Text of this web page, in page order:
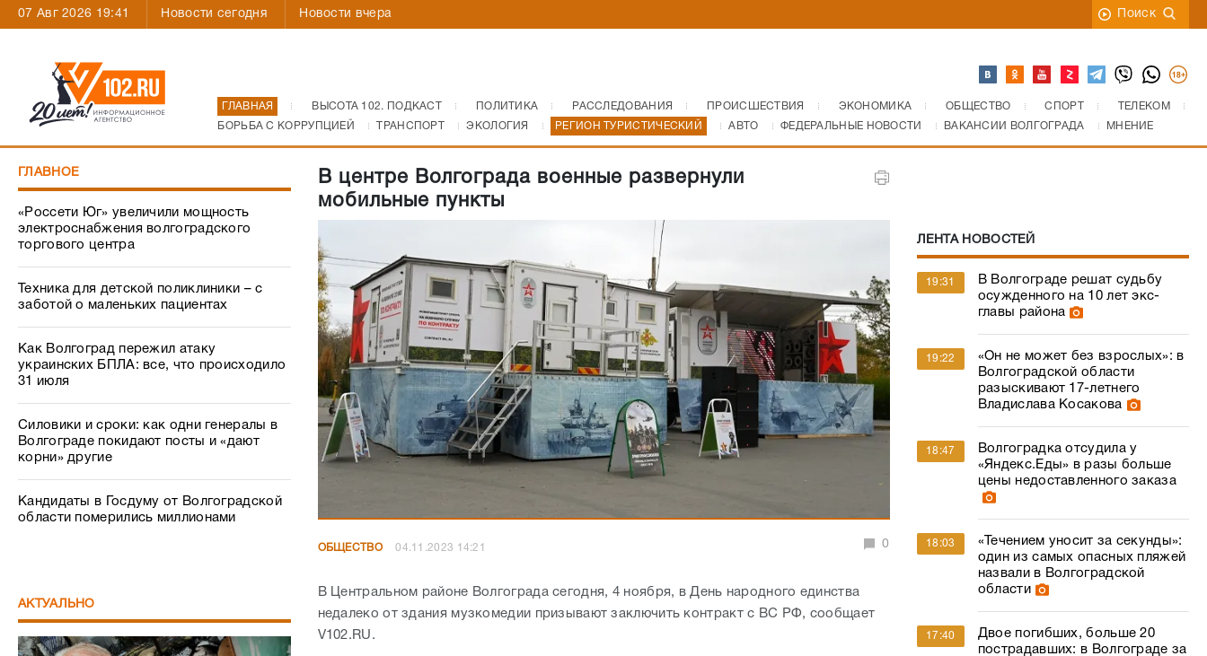
07 Авг 2026 19:41 Новости сегодня Новости вчера Поиск
ГЛАВНАЯ ВЫСОТА 102. ПОДКАСТ ПОЛИТИКА РАССЛЕДОВАНИЯ ПРОИСШЕСТВИЯ ЭКОНОМИКА ОБЩЕСТВО СПОРТ
ТЕЛЕКОМ
БОРЬБА С КОРРУПЦИЕЙ
ТРАНСПОРТ ЭКОЛОГИЯ РЕГИОН ТУРИСТИЧЕСКИЙ АВТО ФЕДЕРАЛЬНЫЕ НОВОСТИ ВАКАНСИИ ВОЛГОГРАДА МНЕНИЕ
ГЛАВНОЕ
«Россети Юг» увеличили мощность
электроснабжения волгоградского
торгового центра
Техника для детской поликлиники – с
заботой о маленьких пациентах
Как Волгоград пережил атаку
украинских БПЛА: все, что происходило
31 июля
Силовики и сроки: как одни генералы в
Волгограде покидают посты и «дают
корни» другие
Кандидаты в Госдуму от Волгоградской
области померились миллионами
АКТУАЛЬНО
В центре Волгограда военные развернули
мобильные пункты
ОБЩЕСТВО 04.11.2023 14:21 0
В Центральном районе Волгограда сегодня, 4 ноября, в День народного единства
недалеко от здания музкомедии призывают заключить контракт с ВС РФ, сообщает
V102.RU.
ЛЕНТА НОВОСТЕЙ
19:31
В Волгограде решат судьбу
осужденного на 10 лет экс-
главы района
19:22
«Он не может без взрослых»: в
Волгоградской области
разыскивают 17-летнего
Владислава Косакова
18:47
Волгоградка отсудила у
«Яндекс.Еды» в разы больше
цены недоставленного заказа
18:03
«Течением уносит за секунды»:
один из самых опасных пляжей
назвали в Волгоградской
области
17:40
Двое погибших, больше 20
пострадавших: в Волгограде за